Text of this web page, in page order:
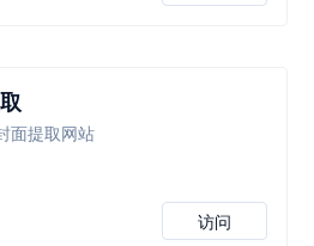
面提取网站
访问